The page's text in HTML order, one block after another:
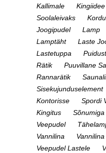
Kallimale
Soolaleivaks
Joogipudel
Lamp
Lamptäht
Laste
Lastetuppa
Rätik
Puuvillane
Rannarätik
Sisekujunduselement
Kontorisse
Spordi
Kingitus
Veepudel
Vannilina
Veepudel Lastele